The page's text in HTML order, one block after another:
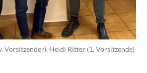
Vorsitzender), Heidi Ritter (1. Vorsitzende)